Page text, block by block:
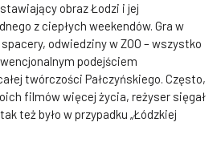
obraz Łodzi i jej
z ciepłych weekendów. Gra w
odwiedziny w ZOO – wszystko
podejściem
twórczości Pałczyńskiego. Często,
filmów więcej życia, reżyser sięgał
też było w przypadku „Łódzkiej